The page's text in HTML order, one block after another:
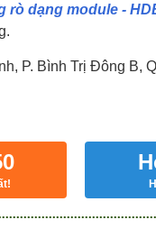
rò dạng module -
P. Bình Trị Đông B,